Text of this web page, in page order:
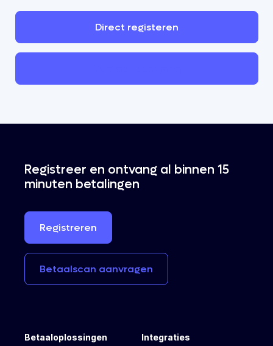
Direct registeren
Registreer en ontvang al binnen 15
minuten betalingen
Registreren
Betaalscan aanvragen
Betaaloplossingen Integraties